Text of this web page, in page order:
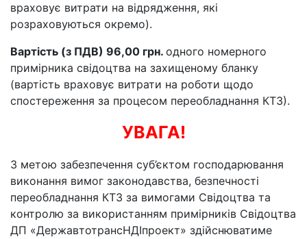
враховує витрати на відрядження, які
розраховуються окремо).
Вартість (з ПДВ) 96,00 грн. одного номерного
примірника свідоцтва на захищеному бланку
(вартість враховує витрати на роботи щодо
спостереження за процесом переобладнання КТЗ).
УВАГА!
З метою забезпечення суб’єктом господарювання
виконання вимог законодавства, безпечності
переобладнання КТЗ за вимогами Свідоцтва та
контролю за використанням примірників Свідоцтва
ДП «ДержавтотрансНДІпроект» здійснюватиме